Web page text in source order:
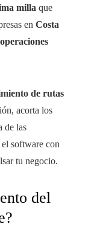
milla que
en Costa
operaciones
de rutas
acorta los
de las
software con
tu negocio.
del